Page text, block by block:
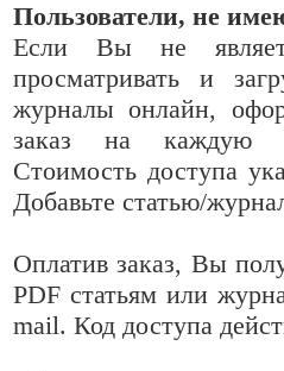
Пользователи, не
Если Вы не
просматривать и
журналы онлайн,
заказ на каждую
Стоимость доступа
Добавьте статью/
Оплатив заказ, Вы
PDF статьям или
mail. Код доступа